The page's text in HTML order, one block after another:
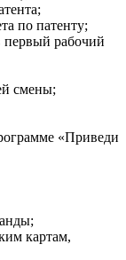
по патенту;
рабочий
смены;
«‎Приведи
картам,